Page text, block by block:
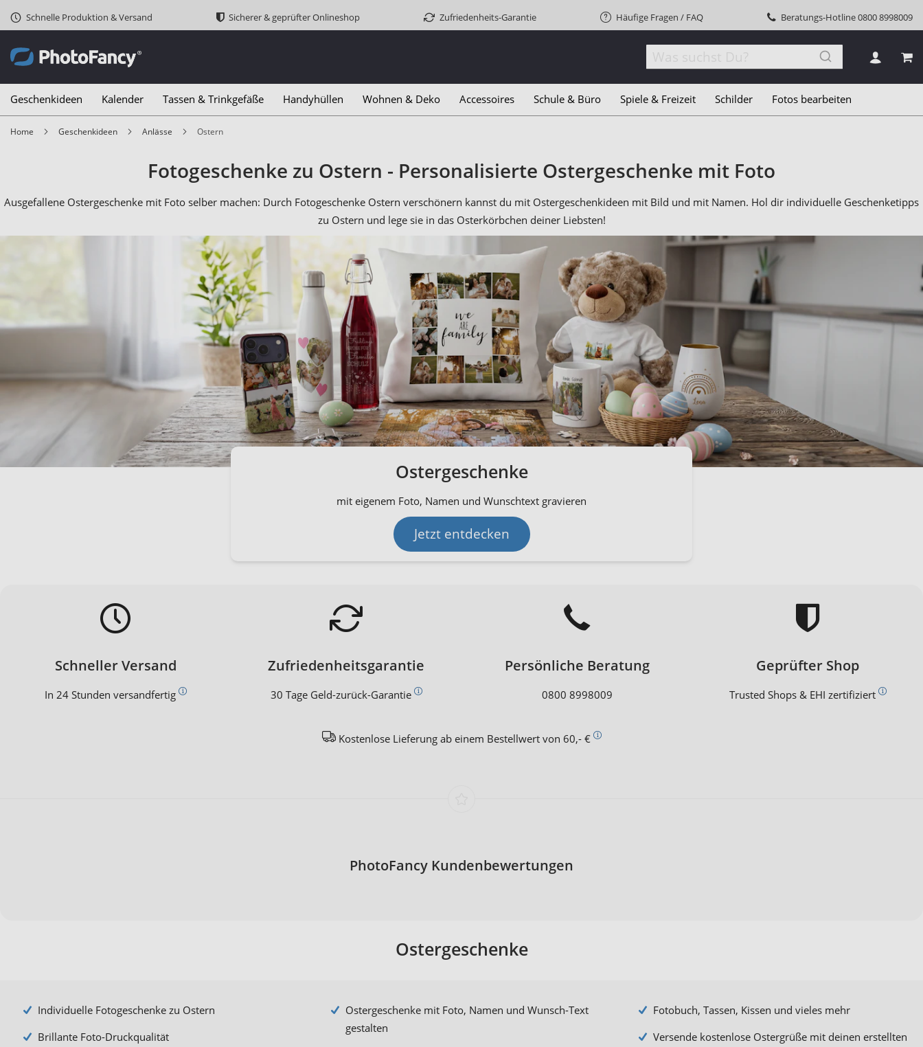
Schnelle Produktion & Versand Sicherer & geprüfter Onlineshop Zufriedenheits-Garantie Häufige Fragen / FAQ Beratungs-Hotline0800 8998009
Geschenkideen Kalender Tassen & Trinkgefäße Handyhüllen Wohnen & Deko Accessoires Schule & Büro Spiele & Freizeit Schilder Fotos bearbeiten
Home Geschenkideen Anlässe Ostern
Fotogeschenke zu Ostern - Personalisierte Ostergeschenke mit Foto
Ausgefallene Ostergeschenke mit Foto selber machen: Durch Fotogeschenke Ostern verschönern kannst du mit Ostergeschenkideen mit Bild und mit Namen. Hol dir individuelle Geschenketipps
zu Ostern und lege sie in das Osterkörbchen deiner Liebsten!
Ostergeschenke
mit eigenem Foto, Namen und Wunschtext gravieren
Jetzt entdecken
Schneller Versand
In 24 Stunden versandfertig
Zufriedenheitsgarantie
30 Tage Geld-zurück-Garantie
Persönliche Beratung
0800 8998009
Geprüfter Shop
Trusted Shops & EHI zertifiziert
Kostenlose Lieferung ab einem Bestellwert von 60,- €
PhotoFancy Kundenbewertungen
Ostergeschenke
Individuelle Fotogeschenke zu Ostern
Brillante Foto-Druckqualität
Ostergeschenke mit Foto, Namen und Wunsch-Text
gestalten
Fotobuch, Tassen, Kissen und vieles mehr
Versende kostenlose Ostergrüße mit deinen erstellten